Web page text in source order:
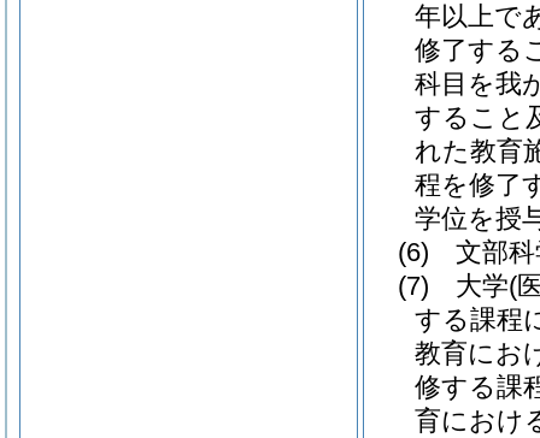
年以上で
修了する
科目を我
すること
れた教育
程を修了
学位を授
(6)
文部
(7)
大学(
する課程
教育にお
修する課
育におけ